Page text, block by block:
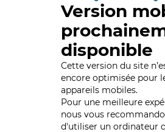
Version
disponible
Cette version du site
encore optimisée pour
appareils mobiles.
Pour une meilleure
nous vous
d'utiliser un ordinateur